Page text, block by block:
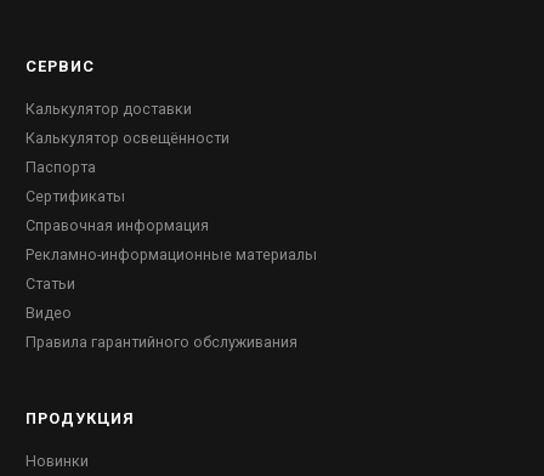
ПРОДУКЦИЯ
Новинки
СЕРВИС
Калькулятор доставки
Калькулятор освещённости
Паспорта
Сертификаты
Справочная информация
Рекламно-информационные материалы
Статьи
Видео
Правила гарантийного обслуживания